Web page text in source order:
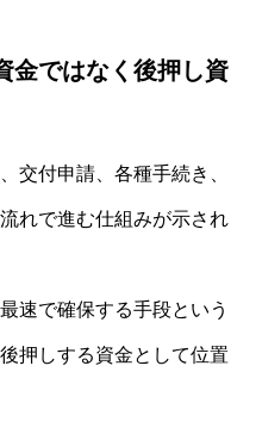
金ではなく後押し資
交付申請、各種手続き、
れで進む仕組みが示され
速で確保する手段という
押しする資金として位置